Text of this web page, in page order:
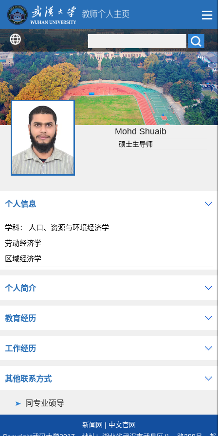
Mohd Shuaib
硕士生导师
个人信息
学科： 人口、资源与环境经济学
劳动经济学
区域经济学
个人简介
教育经历
工作经历
其他联系方式
同专业硕导
新闻网 | 中文官网